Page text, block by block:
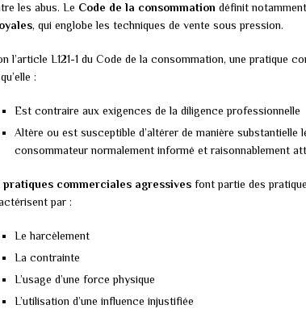
les abus. Le Code de la consommation définit
, qui englobe les techniques de vente sous pression.
l’article L121-1 du Code de la consommation, une pratique
:
Est contraire aux exigences de la diligence professionnelle
Altère ou est susceptible d’altérer de manière substantielle
consommateur normalement informé et raisonnablement
pratiques commerciales agressives font partie des
par :
Le harcèlement
La contrainte
L’usage d’une force physique
L’utilisation d’une influence injustifiée